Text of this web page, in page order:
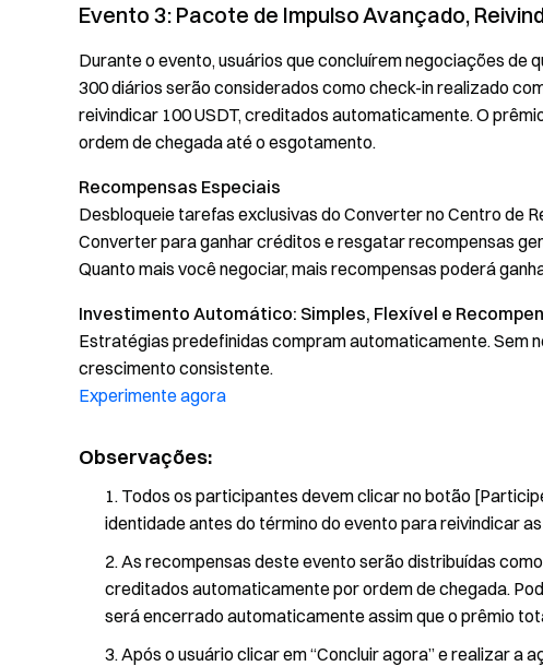
Evento 3: Pacote de Impulso Avançado,
Durante o evento, usuários que concluírem negociações de
300 diários serão considerados como check-in realizado
reivindicar 100 USDT, creditados automaticamente. O
ordem de chegada até o esgotamento.
Recompensas Especiais
Desbloqueie tarefas exclusivas do Converter no Centro de
Converter para ganhar créditos e resgatar recompensas
Quanto mais você negociar, mais recompensas poderá
Investimento Automático: Simples, Flexível e
Estratégias predefinidas compram automaticamente.
crescimento consistente.
Experimente agora
Observações:
Todos os participantes devem clicar no botão
identidade antes do término do evento para reivindicar
As recompensas deste evento serão distribuídas
creditados automaticamente por ordem de chegada.
será encerrado automaticamente assim que o prêmio
Após o usuário clicar em “Concluir agora” e realizar